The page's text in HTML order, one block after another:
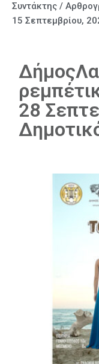
Συντάκτης /
15 Σεπτεμβρίου,
28